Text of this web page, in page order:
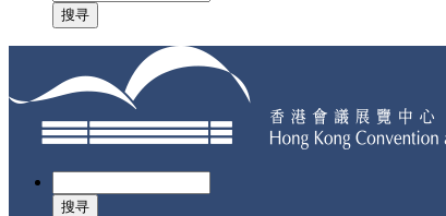
navigation